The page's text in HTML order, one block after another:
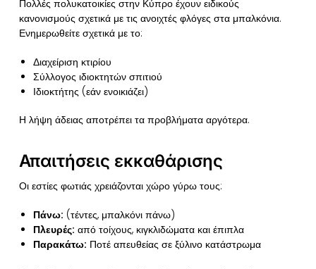
Πολλές πολυκατοικίες στην Κύπρο έχουν ειδικούς
κανονισμούς σχετικά με τις ανοιχτές φλόγες στα μπαλκόνια.
Ενημερωθείτε σχετικά με το:
Διαχείριση κτιρίου
Σύλλογος ιδιοκτητών σπιτιού
Ιδιοκτήτης (εάν ενοικιάζει)
Η λήψη άδειας αποτρέπει τα προβλήματα αργότερα.
Απαιτήσεις εκκαθάρισης
Οι εστίες φωτιάς χρειάζονται χώρο γύρω τους:
Πάνω: (τέντες, μπαλκόνι πάνω)
Πλευρές: από τοίχους, κιγκλιδώματα και έπιπλα
Παρακάτω: Ποτέ απευθείας σε ξύλινο κατάστρωμα